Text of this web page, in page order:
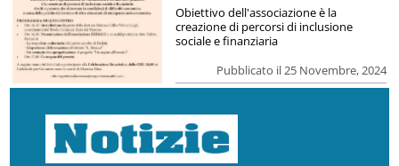
Pubblicato il 25 Novembre, 2024
Obiettivo dell'associazione è la
creazione di percorsi di inclusione
sociale e finanziaria